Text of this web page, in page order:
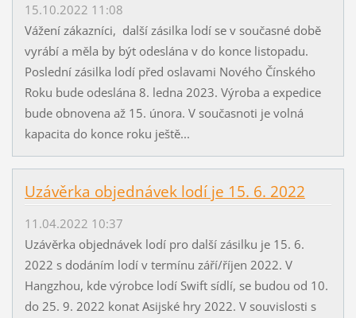
15.10.2022 11:08
Vážení zákazníci, další zásilka lodí se v současné době
vyrábí a měla by být odeslána v do konce listopadu.
Poslední zásilka lodí před oslavami Nového Čínského
Roku bude odeslána 8. ledna 2023. Výroba a expedice
bude obnovena až 15. února. V současnoti je volná
kapacita do konce roku ještě...
Uzávěrka objednávek lodí je 15. 6. 2022
11.04.2022 10:37
Uzávěrka objednávek lodí pro další zásilku je 15. 6.
2022 s dodáním lodí v termínu září/říjen 2022. V
Hangzhou, kde výrobce lodí Swift sídlí, se budou od 10.
do 25. 9. 2022 konat Asijské hry 2022. V souvislosti s